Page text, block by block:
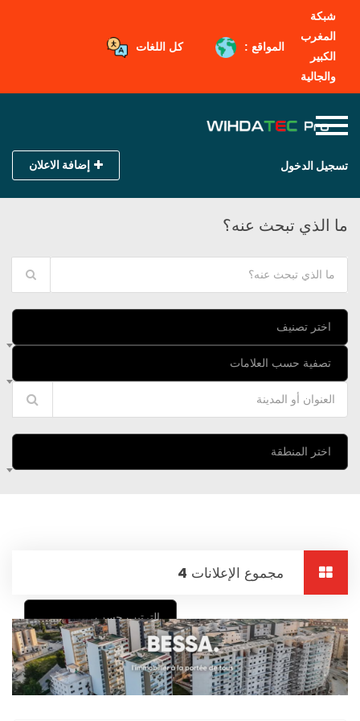
شبكة
المغرب
الكبير
والجالية
المواقع : كل اللغات
تسجيل الدخول إضافة الاعلان
ما الذي تبحث عنه؟
اختر تصنيف
تصفية حسب العلامات
اختر المنطقة
مجموع الإعلانات 4
الترتيب حسب